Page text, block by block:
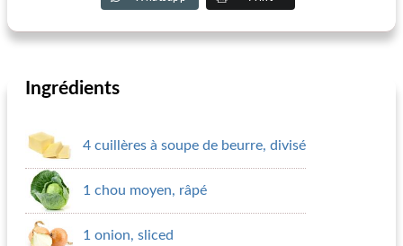
Ingrédients
4 cuillères à soupe de beurre, divisé
1 chou moyen, râpé
1 onion, sliced